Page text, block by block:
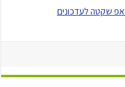
שקטה לעדכונים